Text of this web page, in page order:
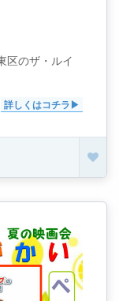
区のザ・ルイ
詳しくはコチラ